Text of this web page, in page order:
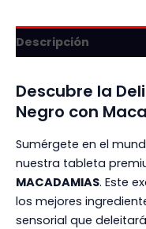
Descripción
Descubre la
Negro con
Sumérgete en el
nuestra tableta
MACADAMIAS. Este
los mejores
sensorial que